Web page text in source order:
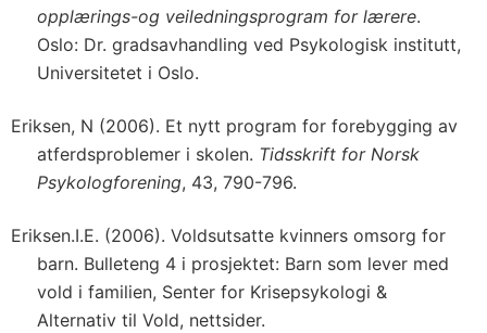
opplærings-og veiledningsprogram for lærere.
Oslo: Dr. gradsavhandling ved Psykologisk institutt,
Universitetet i Oslo.
Eriksen, N (2006). Et nytt program for forebygging av
atferdsproblemer i skolen. Tidsskrift for Norsk
Psykologforening, 43, 790-796.
Eriksen.I.E. (2006). Voldsutsatte kvinners omsorg for
barn. Bulleteng 4 i prosjektet: Barn som lever med
vold i familien, Senter for Krisepsykologi &
Alternativ til Vold, nettsider.